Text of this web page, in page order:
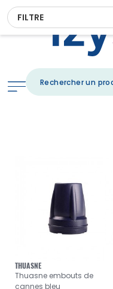
FILTRE
THUASNE
Thuasne embouts de
cannes bleu